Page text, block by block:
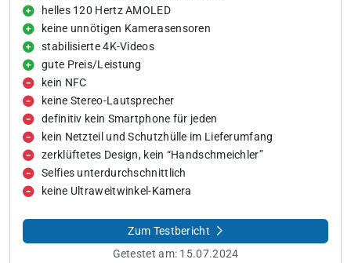
helles 120 Hertz AMOLED
keine unnötigen Kamerasensoren
stabilisierte 4K-Videos
gute Preis/Leistung
kein NFC
keine Stereo-Lautsprecher
definitiv kein Smartphone für jeden
kein Netzteil und Schutzhülle im Lieferumfang
zerklüftetes Design, kein “Handschmeichler”
Selfies unterdurchschnittlich
keine Ultraweitwinkel-Kamera
Zum Testbericht
Getestet am: 15.07.2024